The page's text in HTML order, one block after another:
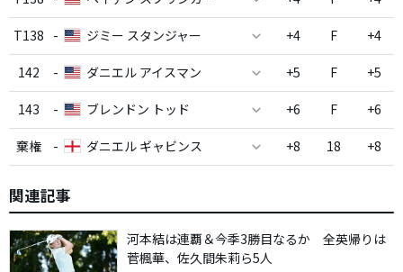
T138 - ジミー スタンジャー +4 F +4
142 - ダニエル アイスマン +5 F +5
143 - ブレンドン トッド +6 F +6
棄権 - ダニエル ギャビンス +8 18 +8
関連記事
河本結は連覇＆今季3勝目なるか 全英帰りは
菅楓華、佐久間朱莉ら5人